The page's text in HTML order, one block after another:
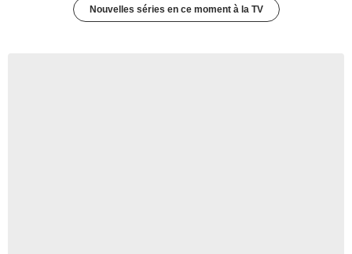
Nouvelles séries en ce moment à la TV